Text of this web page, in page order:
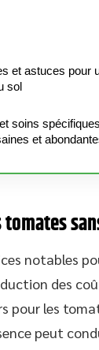
et astuces pour
sol
soins
et
tomates
notables
des
pour les
peut